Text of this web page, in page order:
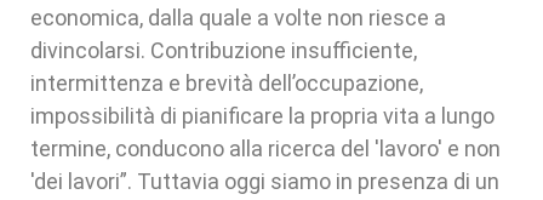
economica, dalla quale a volte non riesce a
divincolarsi. Contribuzione insufficiente,
intermittenza e brevità dell’occupazione,
impossibilità di pianificare la propria vita a lungo
termine, conducono alla ricerca del 'lavoro' e non
'dei lavori”. Tuttavia oggi siamo in presenza di un